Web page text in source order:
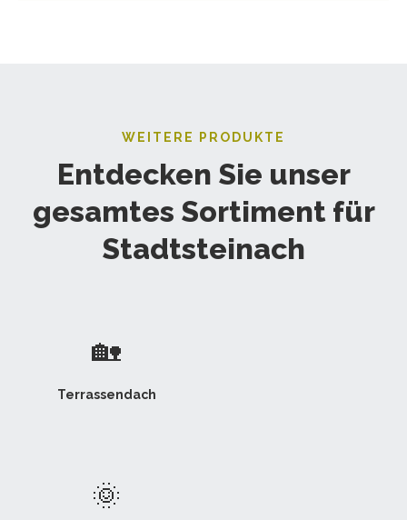
WEITERE PRODUKTE
Entdecken Sie unser
gesamtes Sortiment für
Stadtsteinach
🏡
Terrassendach
🌞